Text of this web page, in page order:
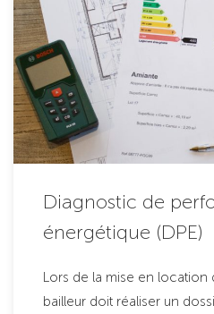
Diagnostic de
énergétique (DPE)
Lors de la mise en location
bailleur doit réaliser un